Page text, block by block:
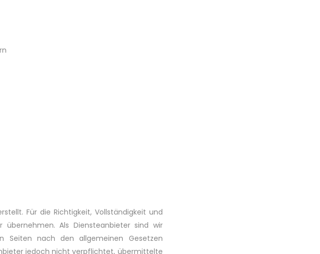
Für die Richtigkeit, Vollständigkeit und
Als Diensteanbieter sind wir
nach den allgemeinen Gesetzen
jedoch nicht verpflichtet, übermittelte